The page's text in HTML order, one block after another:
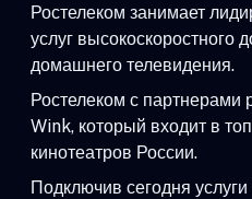
Ростелеком занимает
услуг высокоскоростного
домашнего телевидения.
Ростелеком с партнерами
Wink, который входит в
кинотеатров России.
Подключив сегодня